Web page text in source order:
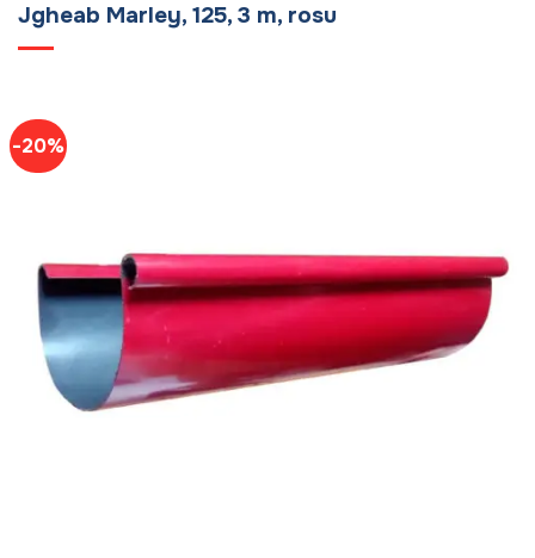
Jgheab Marley, 125, 3 m, rosu
-20%